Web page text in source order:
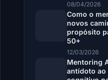
08/04/2026
Como o
novos
propósito
50+
12/03/2026
Mentoring
antídoto ao